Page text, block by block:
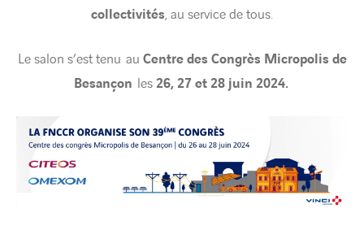
collectivités, au service de tous.
Le salon s’est tenu au Centre des Congrès Micropolis de
Besançon les26, 27 et 28 juin 2024.